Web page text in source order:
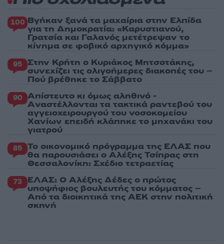
100 Βγήκαν ξανά τα μαχαίρια στην Ελπίδα
για τη Δημοκρατία: «Καρυστιανού,
Γρατσία και Γαλανός μετέτρεψαν το
κίνημα σε φοβικό αρχηγικό κόμμα»
95 Στην Κρήτη ο Κυριάκος Μητσοτάκης,
συνεχίζει τις ολιγοήμερες διακοπές του –
Πού βρέθηκε το Σάββατο
90 Απίστευτο κι όμως αληθινό -
Aναστέλλονται τα τακτικά ραντεβού του
αγγειοχειρουργού του νοσοκομείου
Χανίων επειδή κλάπηκε το μηχανάκι του
γιατρού
85 Το οικονομικό πρόγραμμα της ΕΛΑΣ που
θα παρουσιάσει ο Αλέξης Τσίπρας στη
Θεσσαλονίκη: Σχέδιο τετραετίας
73 ΕΛΑΣ: Ο Αλέξης Δέδες ο πρώτος
υποψήφιος βουλευτής του κόμματος –
Από τα διοικητικά της ΑΕΚ στην πολιτική
σκηνή